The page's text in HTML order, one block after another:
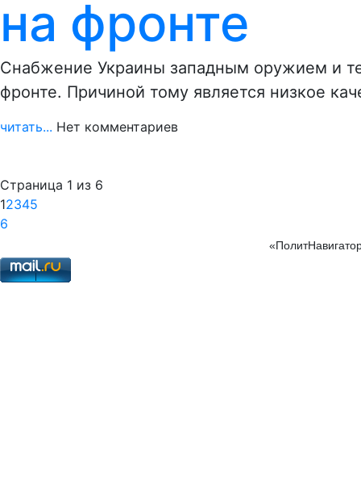
на фронте
Снабжение Украины западным оружием и
фронте. Причиной тому является низкое
читать... Нет комментариев
Страница 1 из 6
12345
6